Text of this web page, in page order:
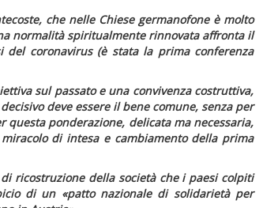
che nelle Chiese germanofone è molto
normalità spiritualmente rinnovata affronta il
coronavirus (è stata la prima conferenza
sul passato e una convivenza costruttiva,
deve essere il bene comune, senza per
ponderazione, delicata ma necessaria,
di intesa e cambiamento della prima
ricostruzione della società che i paesi colpiti
di un «patto nazionale di solidarietà per